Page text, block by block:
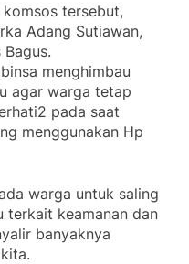
tersebut,
Adang Sutiawan,
menghimbau
agar warga tetap
pada saat
menggunakan Hp
warga untuk saling
terkait keamanan dan
banyaknya